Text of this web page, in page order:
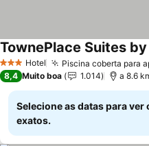
3 EstrelasHotel Piscina coberta para
8,4 Muito boa 1.014 a 8.6
Selecione as datas para ver
exatos.